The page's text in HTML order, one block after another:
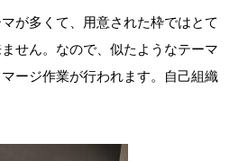
が多くて、用意された枠ではとて
せん。なので、似たようなテーマ
ージ作業が行われます。自己組織